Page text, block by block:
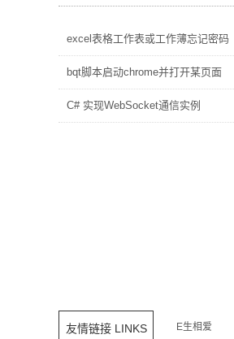
excel表格工作表或工作薄忘记密码
bqt脚本启动chrome并打开某页面
C# 实现WebSocket通信实例
友情链接 LINKS E生相爱